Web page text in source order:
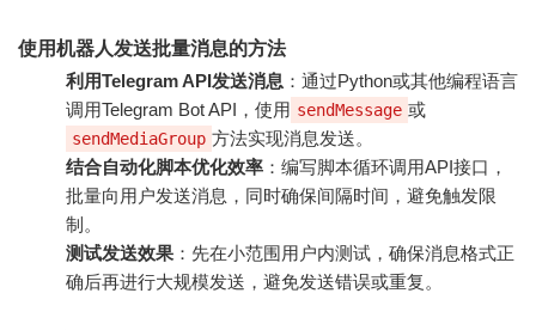
使用机器人发送批量消息的方法
利用Telegram API发送消息 ：通过Python或其他编程语言
调用Telegram Bot API，使用 sendMessage 或
sendMediaGroup 方法实现消息发送。
结合自动化脚本优化效率 ：编写脚本循环调用API接口，
批量向用户发送消息，同时确保间隔时间，避免触发限
制。
测试发送效果 ：先在小范围用户内测试，确保消息格式正
确后再进行大规模发送，避免发送错误或重复。